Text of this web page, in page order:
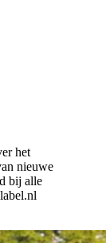
het
nieuwe
bij alle